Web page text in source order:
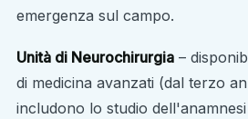
emergenza sul campo.
Unità di Neurochirurgia –
di medicina avanzati (dal terzo
includono lo studio